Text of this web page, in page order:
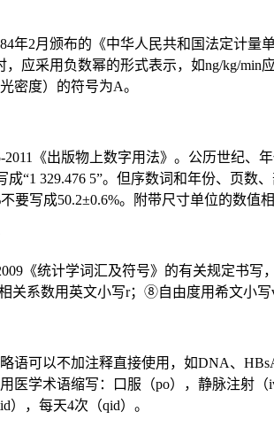
年2月颁布的《中华人民共和国法定计量
应采用负数幂的形式表示，如ng/kg/min
密度）的符号为A。
2011《出版物上数字用法》。公历世纪、
成“1 329.476 5”。但序数词和年份、页
不要写成50.2±0.6%。附带尺寸单位的数值
《统计学词汇及符号》的有关规定
关系数用英文小写r；⑧自由度用希文小
语可以不加注释直接使用，如DNA、
医学术语缩写：口服（po），静脉注射
），每天4次（qid）。